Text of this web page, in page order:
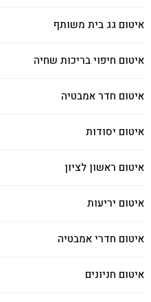
איטום גג בית משותף
איטום חיפוי בריכות שחיה
איטום חדר אמבטיה
איטום יסודות
איטום ראשון לציון
איטום יריעות
איטום חדרי אמבטיה
איטום חניונים